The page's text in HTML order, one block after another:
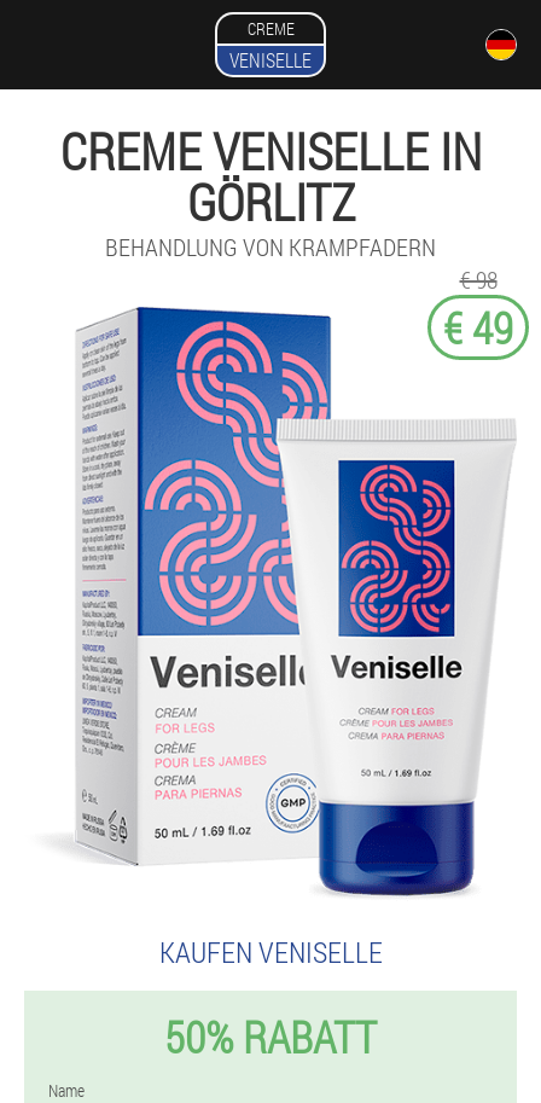
CREME
VENISELLE
CREME VENISELLE IN
GÖRLITZ
BEHANDLUNG VON KRAMPFADERN
€ 98
€ 49
KAUFEN VENISELLE
50% RABATT
Name